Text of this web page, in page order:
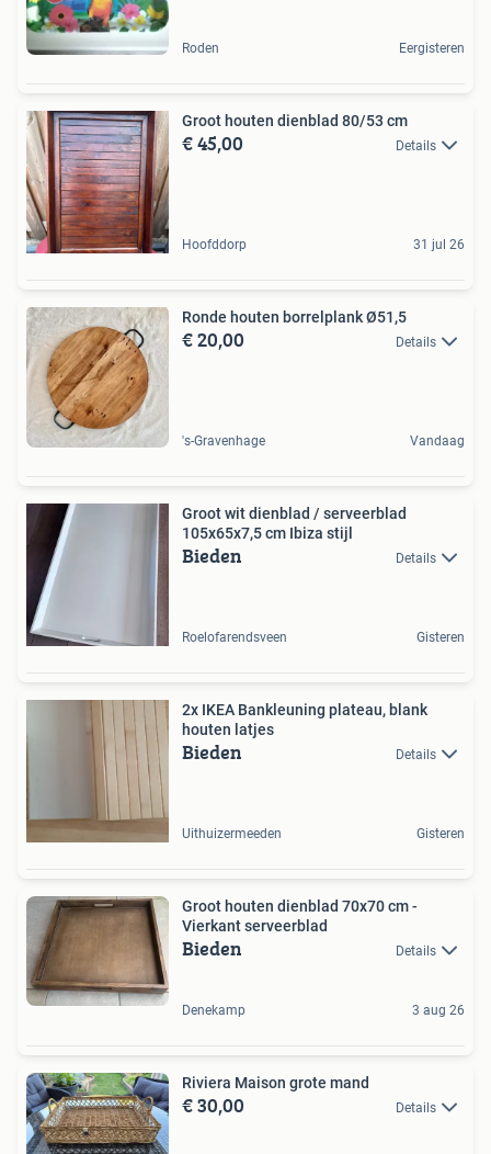
Roden Eergisteren
Groot houten dienblad 80/53 cm
€ 45,00 Details
Hoofddorp 31 jul 26
Ronde houten borrelplank Ø51,5
€ 20,00 Details
's-Gravenhage Vandaag
Groot wit dienblad / serveerblad
105x65x7,5 cm Ibiza stijl
Bieden Details
Roelofarendsveen Gisteren
2x IKEA Bankleuning plateau, blank
houten latjes
Bieden Details
Uithuizermeeden Gisteren
Groot houten dienblad 70x70 cm -
Vierkant serveerblad
Bieden Details
Denekamp 3 aug 26
Riviera Maison grote mand
€ 30,00 Details